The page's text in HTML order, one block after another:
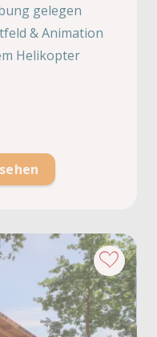
gelegen
& Animation
Helikopter